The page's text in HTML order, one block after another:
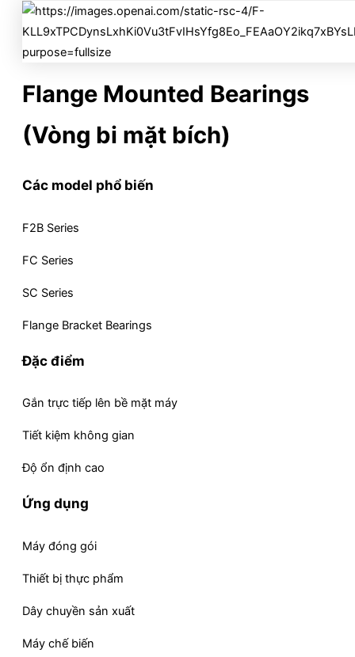
Flange Mounted Bearings
(Vòng bi mặt bích)
Các model phổ biến
F2B Series
FC Series
SC Series
Flange Bracket Bearings
Đặc điểm
Gắn trực tiếp lên bề mặt máy
Tiết kiệm không gian
Độ ổn định cao
Ứng dụng
Máy đóng gói
Thiết bị thực phẩm
Dây chuyền sản xuất
Máy chế biến